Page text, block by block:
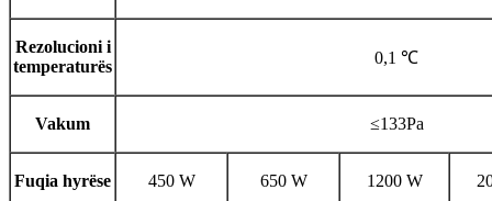
Rezolucioni i
temperaturës
0,1 ℃
Vakum ≤133Pa
Fuqia hyrëse 450 W 650 W 1200 W